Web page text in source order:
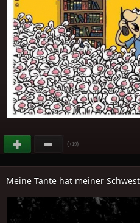
(+19)
Meine Tante hat meiner